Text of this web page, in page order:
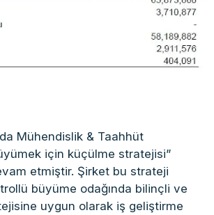
Mühendislik & Taahhüt
için küçülme stratejisi”
etmiştir. Şirket bu strateji
büyüme odağında bilinçli ve
uygun olarak iş geliştirme